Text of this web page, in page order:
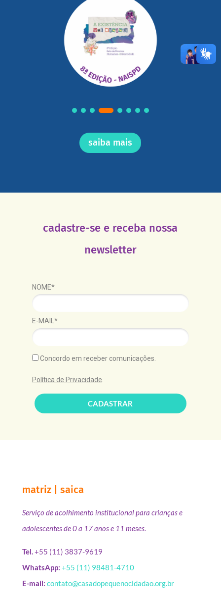
saiba mais
cadastre-se e receba nossa
newsletter
NOME*
E-MAIL*
Concordo em receber comunicações.
Política de Privacidade
CADASTRAR
matriz | saica
Serviço de acolhimento institucional para crianças e
adolescentes de 0 a 17 anos e 11 meses.
Tel.+55 (11) 3837-9619
WhatsApp: +55 (11) 98481-4710
E-mail: contato@casadopequenocidadao.org.br